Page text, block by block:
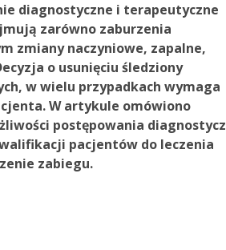
diagnostyczne i terapeutyczne
zarówno zaburzenia
zmiany naczyniowe, zapalne,
o usunięciu śledziony
w wielu przypadkach wymaga
W artykule omówiono
postępowania
pacjentów do leczenia
zabiegu.